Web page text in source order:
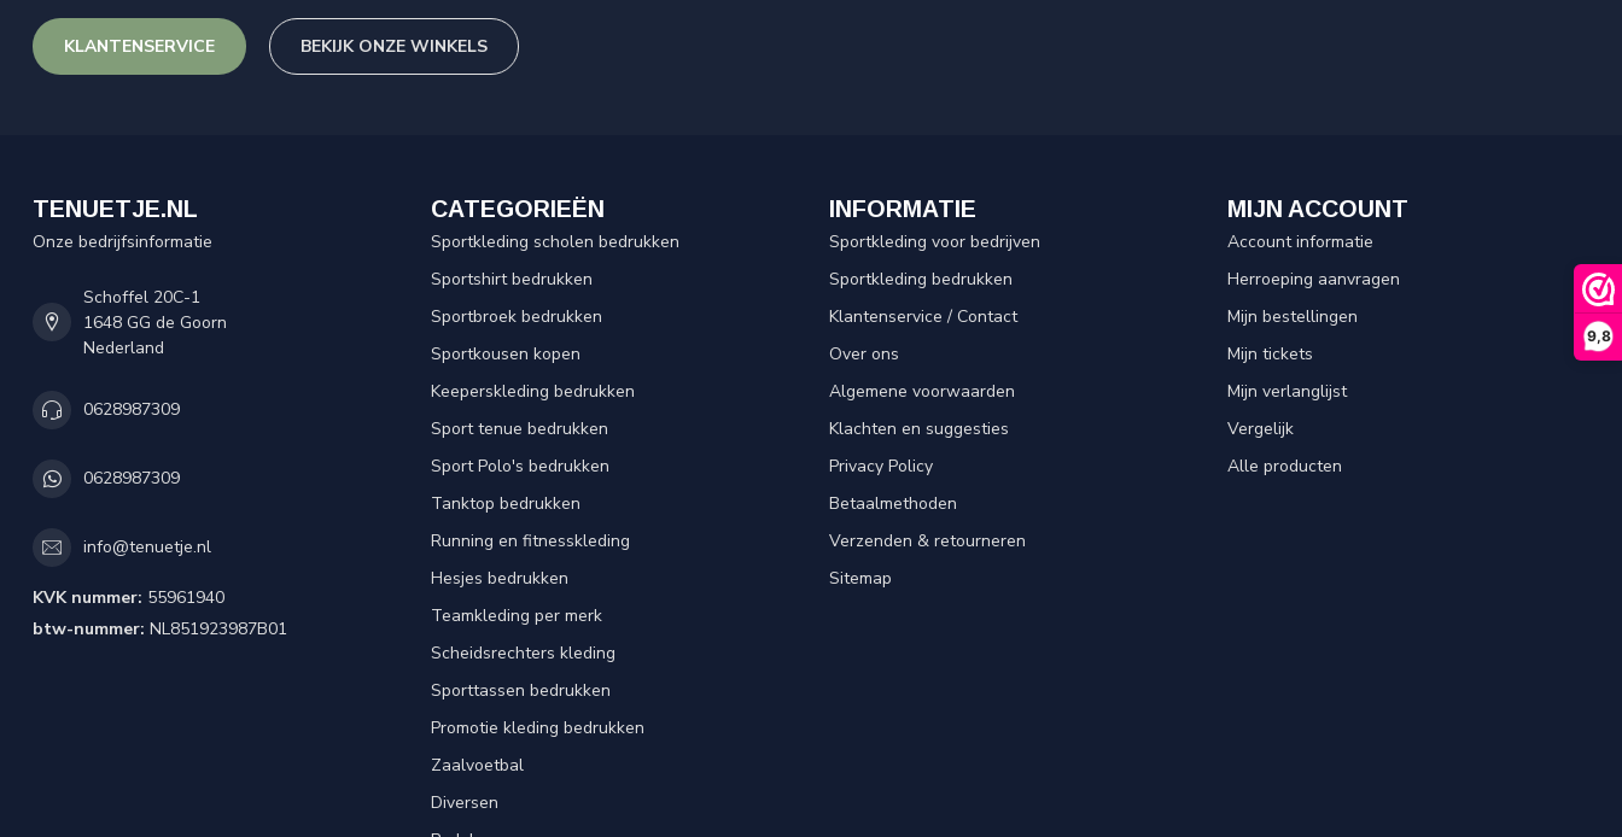
9,8
KLANTENSERVICE BEKIJK ONZE WINKELS
TENUETJE.NL
Onze bedrijfsinformatie
Schoffel 20C-1
1648 GG de Goorn
Nederland
0628987309
0628987309
info@tenuetje.nl
KVK nummer: 55961940
btw-nummer: NL851923987B01
CATEGORIEËN
Sportkleding scholen bedrukken
Sportshirt bedrukken
Sportbroek bedrukken
Sportkousen kopen
Keeperskleding bedrukken
Sport tenue bedrukken
Sport Polo's bedrukken
Tanktop bedrukken
Running en fitnesskleding
Hesjes bedrukken
Teamkleding per merk
Scheidsrechters kleding
Sporttassen bedrukken
Promotie kleding bedrukken
Zaalvoetbal
Diversen
INFORMATIE
Sportkleding voor bedrijven
Sportkleding bedrukken
Klantenservice / Contact
Over ons
Algemene voorwaarden
Klachten en suggesties
Privacy Policy
Betaalmethoden
Verzenden & retourneren
Sitemap
MIJN ACCOUNT
Account informatie
Herroeping aanvragen
Mijn bestellingen
Mijn tickets
Mijn verlanglijst
Vergelijk
Alle producten